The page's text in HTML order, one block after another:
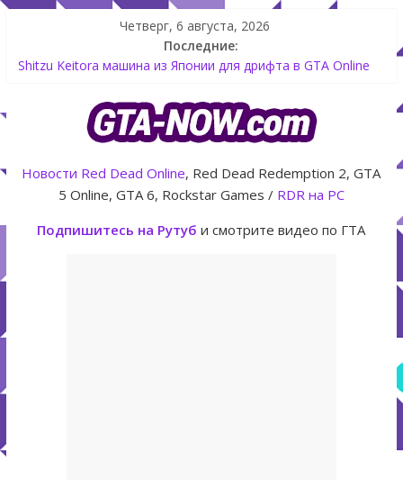
Четверг, 6 августа, 2026
Последние:
Как создать аккаунт Rockstar Games Social Club инструкция
Shitzu Keitora машина из Японии для дрифта в GTA Online
GTA Online уже 14 июля
GTA Online: Rockstar запускает программу Fine Art Collector
Летнее обновление для GTA 5 Online The Kortz Center Heist
Новости Red Dead Online, Red Dead Redemption 2, GTA
5 Online, GTA 6, Rockstar Games / RDR на PC
Подпишитесь на Рутуб и смотрите видео по ГТА